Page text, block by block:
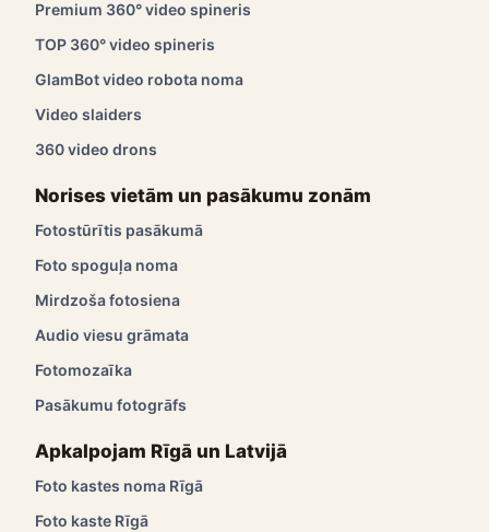
Premium 360° video spineris
TOP 360° video spineris
GlamBot video robota noma
Video slaiders
360 video drons
Norises vietām un pasākumu zonām
Fotostūrītis pasākumā
Foto spoguļa noma
Mirdzoša fotosiena
Audio viesu grāmata
Fotomozaīka
Pasākumu fotogrāfs
Apkalpojam Rīgā un Latvijā
Foto kastes noma Rīgā
Foto kaste Rīgā